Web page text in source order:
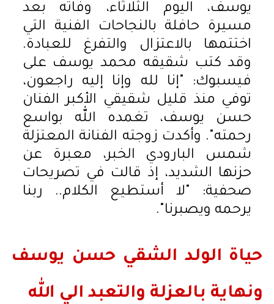
يوسف، اليوم الثلاثاء، وفاته بعد
مسيرة حافلة بالنجاحات الفنية التي
اختتمها بالاعتزال والتفرغ للعبادة.
وقد كتب شقيقه محمد يوسف على
فيسبوك: "إنا لله وإنا إليه راجعون،
توفي منذ قليل شقيقي الأكبر الفنان
حسن يوسف، تغمده الله بواسع
رحمته". وأكدت زوجته الفنانة المعتزلة
شمس البارودي الخبر، معبرة عن
حزنها الشديد، إذ قالت في تصريحات
صحفية: "لا أستطيع الكلام.. ربنا
يرحمه ويصبرنا".
حياة الولد الشقي حسن يوسف
ونهاية بالعزلة والتعبد الي الله